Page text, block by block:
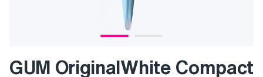
GUM OriginalWhite Compact